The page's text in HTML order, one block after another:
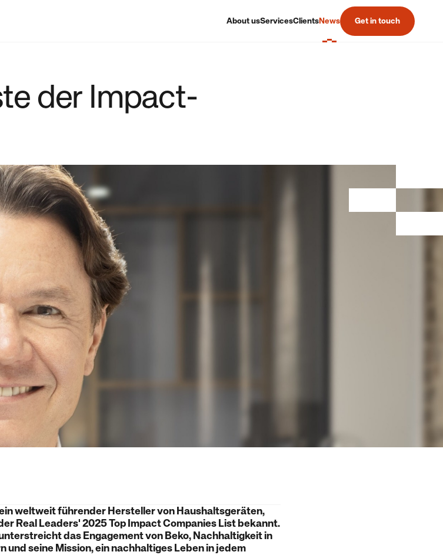
About usServicesClientsNews Get in touch
der Impact-
weltweit führender Hersteller von Haushaltsgeräten,
Real Leaders' 2025 Top Impact Companies List bekannt.
das Engagement von Beko, Nachhaltigkeit in
seine Mission, ein nachhaltiges Leben in jedem